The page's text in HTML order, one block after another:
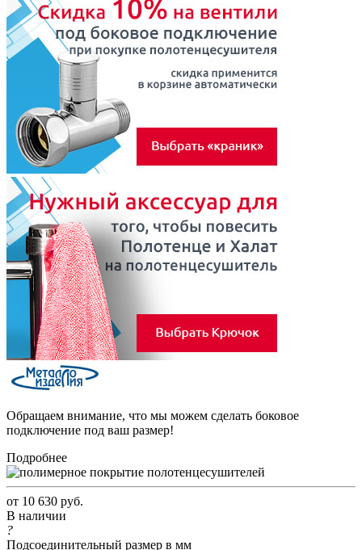
Обращаем внимание, что мы можем сделать боковое
подключение под ваш размер!
Подробнее
от 10 630 руб.
В наличии
?
Подсоединительный размер в мм